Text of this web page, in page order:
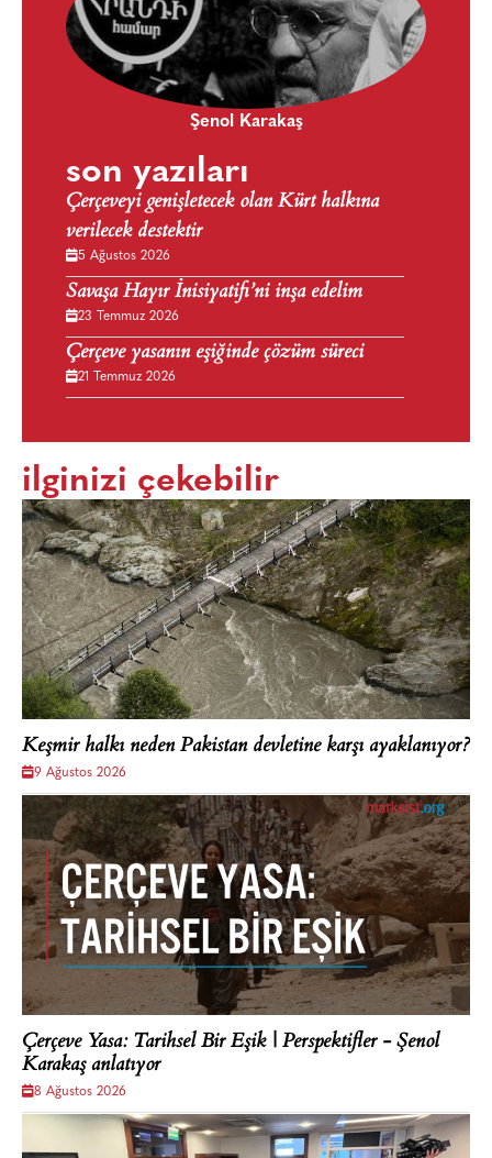
Şenol Karakaş
son yazıları
Çerçeveyi genişletecek olan Kürt halkına
verilecek destektir
5 Ağustos 2026
Savaşa Hayır İnisiyatifi’ni inşa edelim
23 Temmuz 2026
Çerçeve yasanın eşiğinde çözüm süreci
21 Temmuz 2026
ilginizi çekebilir
Keşmir halkı neden Pakistan devletine karşı ayaklanıyor?
9 Ağustos 2026
Çerçeve Yasa: Tarihsel Bir Eşik | Perspektifler - Şenol
Karakaş anlatıyor
8 Ağustos 2026